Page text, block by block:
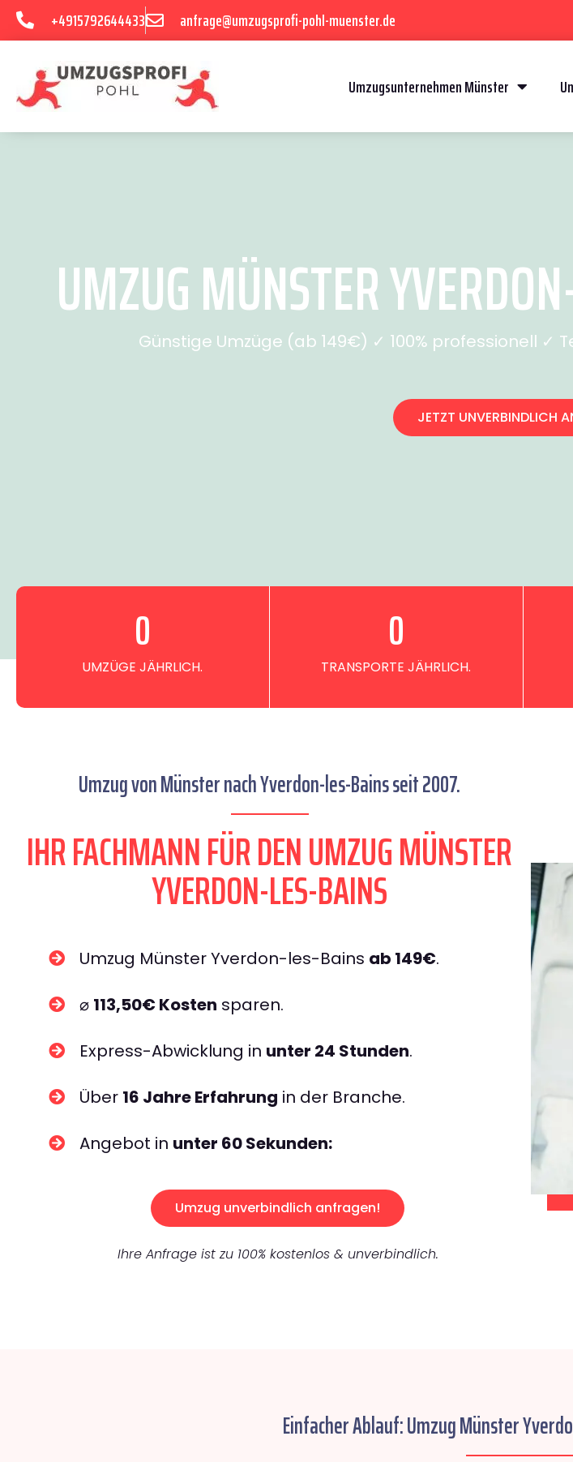
+4915792644433 anfrage@umzugsprofi-pohl-muenster.de
Umzugsunternehmen Münster
UMZUG MÜNSTER
Günstige Umzüge (ab 149€) ✓ 100% professionell ✓
JETZT UNVERBINDLICH
UMZÜGE JÄHRLICH.
0
TRANSPORTE JÄHRLICH.
0
Umzug von Münster nach Yverdon-les-Bains seit 2007.
IHR FACHMANN FÜR DEN UMZUG MÜNSTER
YVERDON-LES-BAINS
Umzug Münster Yverdon-les-Bains ab 149€.
⌀ 113,50€ Kosten sparen.
Express-Abwicklung in unter 24 Stunden.
Über 16 Jahre Erfahrung in der Branche.
Angebot in unter 60 Sekunden:
Umzug unverbindlich anfragen!
Ihre Anfrage ist zu 100% kostenlos & unverbindlich.
Einfacher Ablauf: Umzug Münster